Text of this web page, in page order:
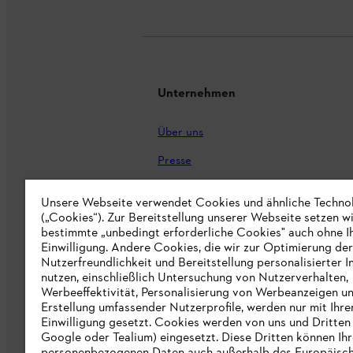
Unternehmen
Über uns
Presse
STIHL Markenshop
Nachhaltigkeit
STIHL Hinweisgebersystem
Informationen für Lieferunternehmen
Erklärung zur Barrierefreiheit
Unsere Webseite verwendet Cookies und ähnliche
(„Cookies“). Zur Bereitstellung unserer Webseite setzen
bestimmte „unbedingt erforderliche Cookies" auch ohne
Einwilligung. Andere Cookies, die wir zur Optimierung der
Nutzerfreundlichkeit und Bereitstellung personalisierter
nutzen, einschließlich Untersuchung von Nutzerverhalten,
Werbeeffektivität, Personalisierung von Werbeanzeigen
Erstellung umfassender Nutzerprofile, werden nur mit
Einwilligung gesetzt. Cookies werden von uns und Dritten
Google oder Tealium) eingesetzt. Diese Dritten können